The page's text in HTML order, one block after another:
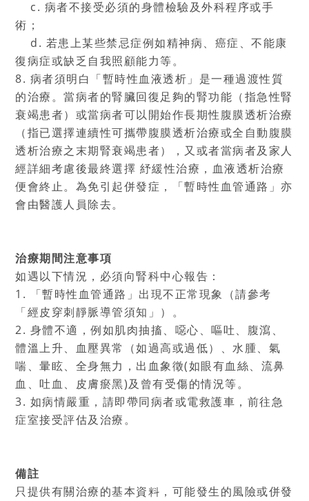
c. 病者不接受必須的身體檢驗及外科程序或手
術；
d. 若患上某些禁忌症例如精神病、癌症、不能康
復病症或缺乏自我照顧能力等。
8. 病者須明白「暫時性血液透析」是一種過渡性質
的治療。當病者的腎臟回復足夠的腎功能（指急性腎
衰竭患者）或當病者可以開始作長期性腹膜透析治療
（指已選擇連續性可攜帶腹膜透析治療或全自動腹膜
透析治療之末期腎衰竭患者），又或者當病者及家人
經詳細考慮後最終選擇 紓緩性治療，血液透析治療
便會終止。為免引起併發症，「暫時性血管通路」亦
會由醫護人員除去。
治療期間注意事項
如遇以下情況，必須向腎科中心報告：
1. 「暫時性血管通路」出現不正常現象（請參考
「經皮穿刺靜脈導管須知」）。
2. 身體不適，例如肌肉抽搐、噁心、嘔吐、腹瀉、
體溫上升、血壓異常（如過高或過低）、水腫、氣
喘、暈眩、全身無力，出血象徵(如眼有血絲、流鼻
血、吐血、皮膚瘀黑)及曾有受傷的情況等。
3. 如病情嚴重，請即帶同病者或電救護車，前往急
症室接受評估及治療。
備註
只提供有關治療的基本資料，可能發生的風險或併發